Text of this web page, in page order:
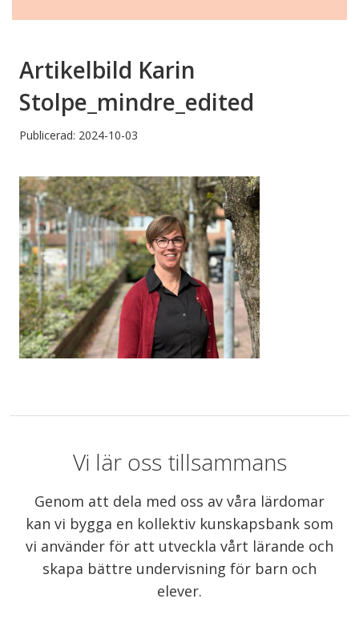
Artikelbild Karin
Stolpe_mindre_edited
Publicerad: 2024-10-03
Vi lär oss tillsammans
Genom att dela med oss av våra lärdomar
kan vi bygga en kollektiv kunskapsbank som
vi använder för att utveckla vårt lärande och
skapa bättre undervisning för barn och
elever.